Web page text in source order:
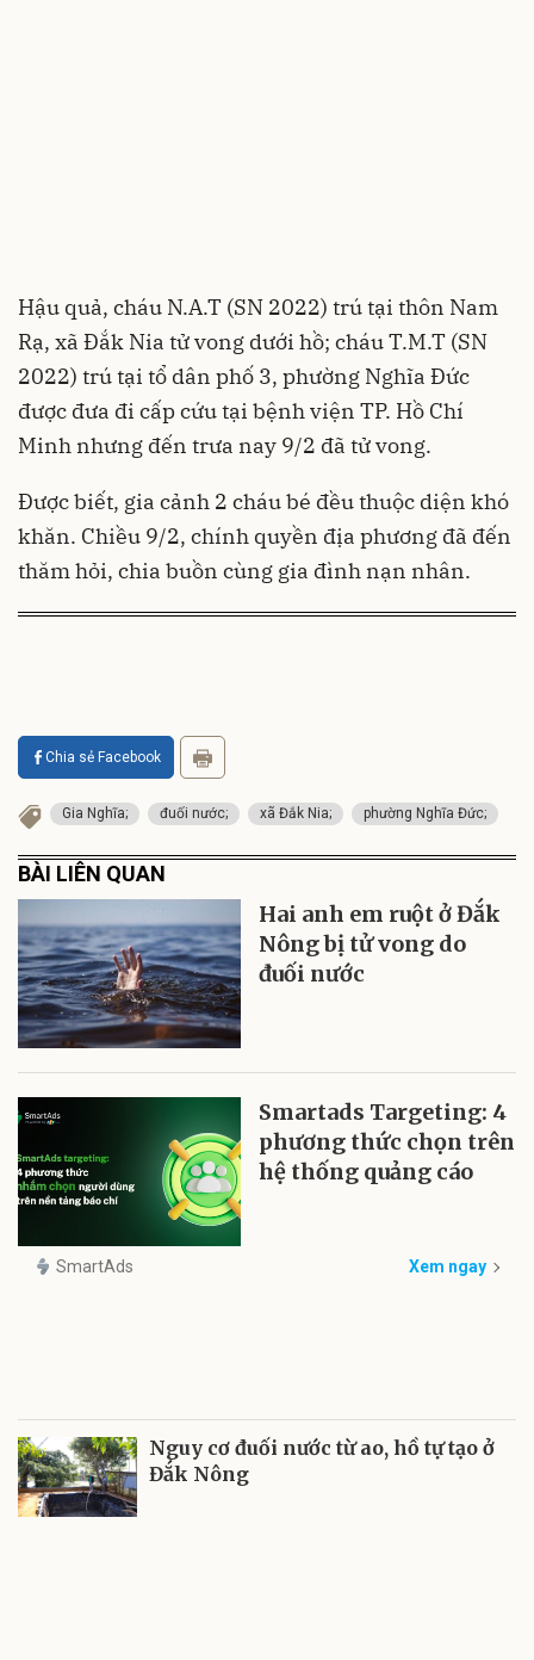
Hậu quả, cháu N.A.T (SN 2022) trú tại thôn Nam
Rạ, xã Đắk Nia tử vong dưới hồ; cháu T.M.T (SN
2022) trú tại tổ dân phố 3, phường Nghĩa Đức
được đưa đi cấp cứu tại bệnh viện TP. Hồ Chí
Minh nhưng đến trưa nay 9/2 đã tử vong.
Được biết, gia cảnh 2 cháu bé đều thuộc diện khó
khăn. Chiều 9/2, chính quyền địa phương đã đến
thăm hỏi, chia buồn cùng gia đình nạn nhân.
Chia sẻ Facebook
Gia Nghĩa; đuối nước; xã Đắk Nia; phường Nghĩa Đức;
BÀI LIÊN QUAN
Hai anh em ruột ở Đắk
Nông bị tử vong do
đuối nước
Smartads Targeting: 4
phương thức chọn trên
hệ thống quảng cáo
SmartAds Xem ngay
Nguy cơ đuối nước từ ao, hồ tự tạo ở
Đắk Nông